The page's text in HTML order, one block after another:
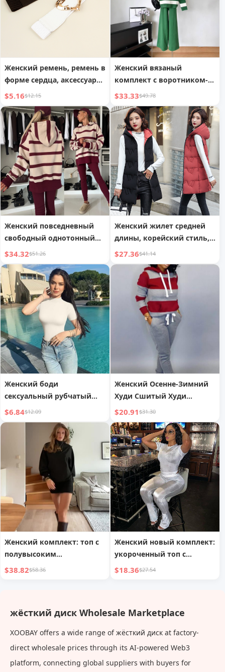
Женский ремень, ремень в
форме сердца, аксессуар
для талии
$5.16$12.15
Женский вязаный
комплект с воротником-
поло и молнией, в
полоску, модный,
уменьшающий возраст
$33.33$49.78
Женский повседневный
свободный однотонный
комплект толстовки с
капюшоном и принтом
$34.32$51.26
Женский жилет средней
длины, корейский стиль,
двусторонний, с
капюшоном, хлопковый
пуховик, стройнящая
верхняя одежда
$27.36$41.14
Женский боди
сексуальный рубчатый
топ с высоким
воротником и коротким
рукавом боди для йоги
$6.84$12.09
Женский Осенне-Зимний
Худи Сшитый Худи
Повседневный
Спортивный Костюм
$20.91$31.30
Женский комплект: топ с
полувысоким
воротником, однотонный,
$38.82$58.36
Женский новый комплект:
укороченный топ с
короткими рукавами и
$18.36$27.54
жёсткий диск Wholesale Marketplace
XOOBAY offers a wide range of жёсткий диск at factory-
direct wholesale prices through its AI-powered Web3
platform, connecting global suppliers with buyers for